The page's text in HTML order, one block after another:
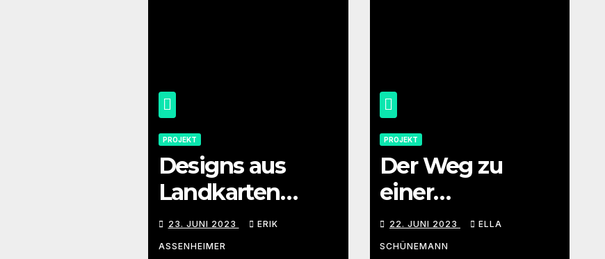
PROJEKT
Designs aus
Landkarten
herstellen – Wie
geht das?
23. JUNI 2023 ERIK
ASSENHEIMER
PROJEKT
Der Weg zu
einer
klimafreundliche
n Schule
22. JUNI 2023 ELLA
SCHÜNEMANN